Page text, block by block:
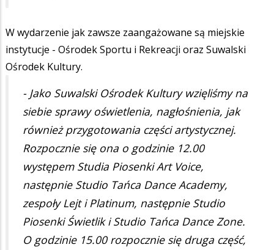
W wydarzenie jak zawsze zaangażowane są miejskie
instytucje - Ośrodek Sportu i Rekreacji oraz Suwalski
Ośrodek Kultury.
- Jako Suwalski Ośrodek Kultury wzięliśmy na
siebie sprawy oświetlenia, nagłośnienia, jak
również przygotowania części artystycznej.
Rozpocznie się ona o godzinie 12.00
występem Studia Piosenki Art Voice,
następnie Studio Tańca Dance Academy,
zespoły Lejt i Platinum, następnie Studio
Piosenki Świetlik i Studio Tańca Dance Zone.
O godzinie 15.00 rozpocznie się druga część,